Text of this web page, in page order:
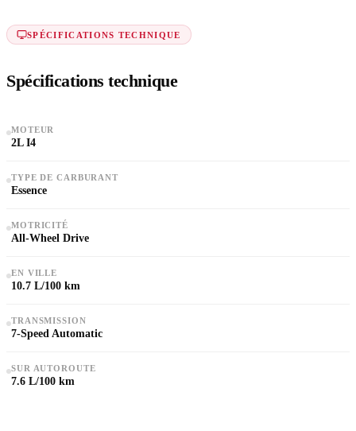
SPÉCIFICATIONS TECHNIQUE
Spécifications technique
MOTEUR
2L I4
TYPE DE CARBURANT
Essence
MOTRICITÉ
All-Wheel Drive
EN VILLE
10.7 L/100 km
TRANSMISSION
7-Speed Automatic
SUR AUTOROUTE
7.6 L/100 km